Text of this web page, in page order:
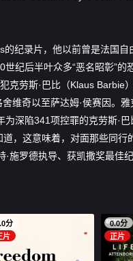
纪录片，他以前曾是法国
纪后半叶众多“恶名昭彰”
克劳斯·巴比（Klaus
维奇以至萨达姆·侯赛因。
深陷341项控罪的克劳斯·
道，这意味着，对面那些同
·施罗德执导、获凯撒奖最佳
分
片
0.0分
正片